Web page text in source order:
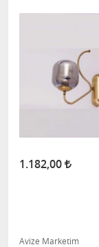
1.182,00
Avize Marketim